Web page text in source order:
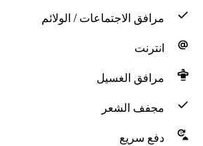
مرافق الاجتماعات / الولائم
انترنت
مرافق الغسيل
مجفف الشعر
دفع سريع